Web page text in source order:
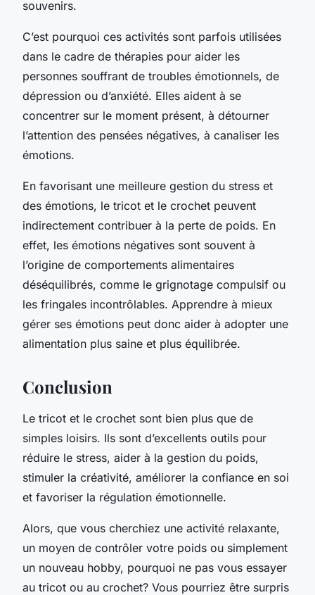
souvenirs.
C’est pourquoi ces activités sont parfois utilisées
dans le cadre de thérapies pour aider les
personnes souffrant de troubles émotionnels, de
dépression ou d’anxiété. Elles aident à se
concentrer sur le moment présent, à détourner
l’attention des pensées négatives, à canaliser les
émotions.
En favorisant une meilleure gestion du stress et
des émotions, le tricot et le crochet peuvent
indirectement contribuer à la perte de poids. En
effet, les émotions négatives sont souvent à
l’origine de comportements alimentaires
déséquilibrés, comme le grignotage compulsif ou
les fringales incontrôlables. Apprendre à mieux
gérer ses émotions peut donc aider à adopter une
alimentation plus saine et plus équilibrée.
Conclusion
Le tricot et le crochet sont bien plus que de
simples loisirs. Ils sont d’excellents outils pour
réduire le stress, aider à la gestion du poids,
stimuler la créativité, améliorer la confiance en soi
et favoriser la régulation émotionnelle.
Alors, que vous cherchiez une activité relaxante,
un moyen de contrôler votre poids ou simplement
un nouveau hobby, pourquoi ne pas vous essayer
au tricot ou au crochet? Vous pourriez être surpris